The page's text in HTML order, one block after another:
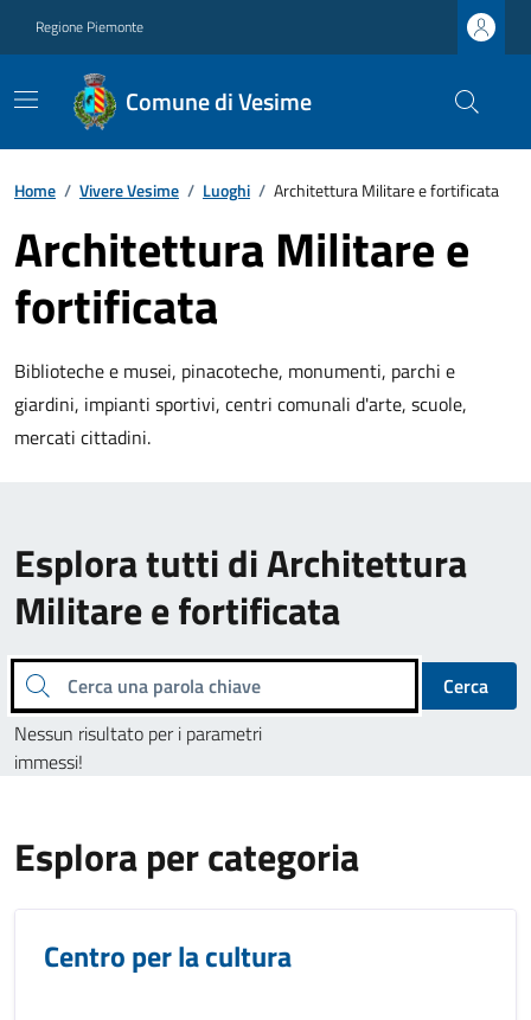
Regione Piemonte
Comune di Vesime
Home / Vivere Vesime / Luoghi / Architettura Militare e fortificata
Architettura Militare e
fortificata
Biblioteche e musei, pinacoteche, monumenti, parchi e
giardini, impianti sportivi, centri comunali d'arte, scuole,
mercati cittadini.
Esplora tutti di Architettura
Militare e fortificata
Cerca una parola chiave
Cerca
Nessun risultato per i parametri
immessi!
Esplora per categoria
Centro per la cultura